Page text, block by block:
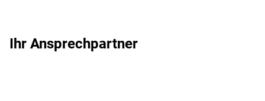
Ihr Ansprechpartner